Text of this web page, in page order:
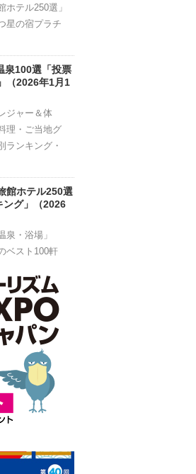
ホテル250選」
星の宿プラチ
泉100選「投票
（2026年1月1
ジャー＆体
理・ご当地グ
ランキング・
館ホテル250選
ング」（2026
泉・浴場」
ベスト100軒